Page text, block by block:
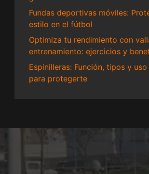
Fundas deportivas móviles:
estilo en el fútbol
Optimiza tu rendimiento con
entrenamiento: ejercicios y
Espinilleras: Función, tipos y
para protegerte